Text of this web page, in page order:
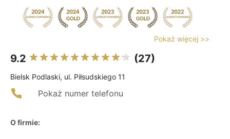
Pokaż więcej >>
9.2 (27)
Bielsk Podlaski, ul. Piłsudskiego 11
Pokaż numer telefonu
O firmie: